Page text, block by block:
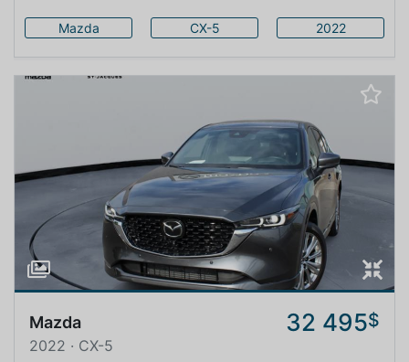
Mazda CX-5 2022
Mazda 32 495$
2022 · CX-5